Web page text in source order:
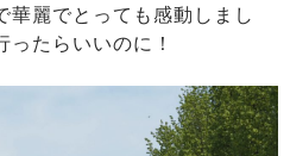
華麗でとっても感動しまし
たらいいのに！